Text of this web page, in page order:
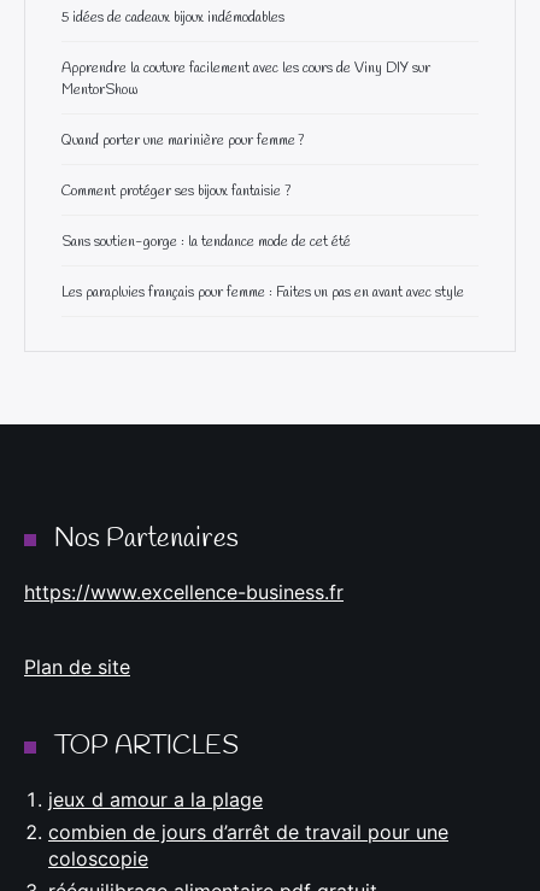
5 idées de cadeaux bijoux indémodables
Apprendre la couture facilement avec les cours de Viny DIY sur
MentorShow
Quand porter une marinière pour femme ?
Comment protéger ses bijoux fantaisie ?
Sans soutien-gorge : la tendance mode de cet été
Les parapluies français pour femme : Faites un pas en avant avec style
Nos Partenaires
https://www.excellence-business.fr
Plan de site
TOP ARTICLES
jeux d amour a la plage
combien de jours d’arrêt de travail pour une
coloscopie